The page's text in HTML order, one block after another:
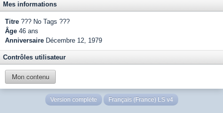
Mes informations
Titre ??? No Tags ???
Âge 46 ans
Anniversaire Décembre 12, 1979
Contrôles utilisateur
Mon contenu
Version complète Français (France) LS v4